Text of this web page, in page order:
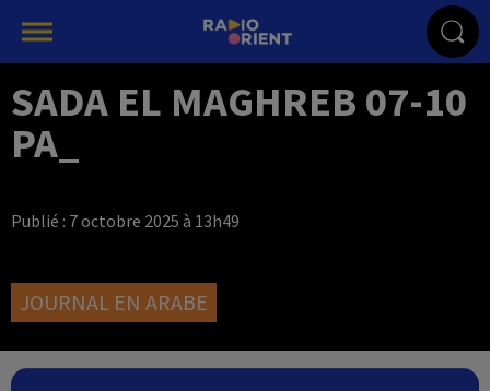
SADA EL MAGHREB 07-10
PA_
Publié : 7 octobre 2025 à 13h49
JOURNAL EN ARABE